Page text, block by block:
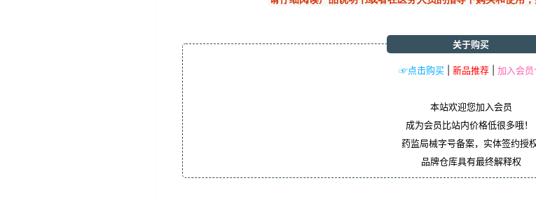
☞点击购买 新品推荐 加入会
关于购买
本站欢迎您加入会员
成为会员比站内价格低很多哦！
药监局械字号备案，实体签约授
品牌仓库具有最终解释权